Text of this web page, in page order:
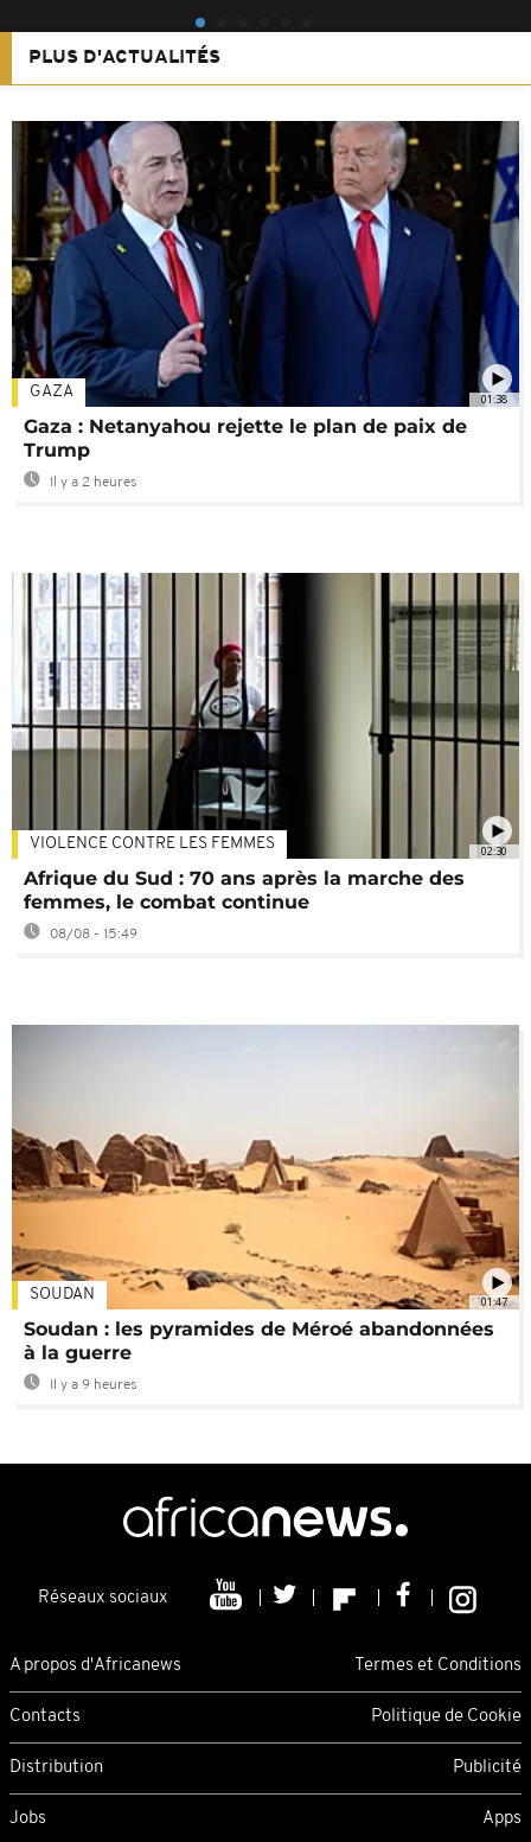
PLUS D'ACTUALITÉS
01:38
GAZA
Gaza : Netanyahou rejette le plan de paix de
Trump
Il y a 2 heures
02:30
VIOLENCE CONTRE LES FEMMES
Afrique du Sud : 70 ans après la marche des
femmes, le combat continue
08/08 - 15:49
01:47
SOUDAN
Soudan : les pyramides de Méroé abandonnées
à la guerre
Il y a 9 heures
Réseaux sociaux
A propos d'Africanews Termes et Conditions
Contacts Politique de Cookie
Distribution Publicité
Jobs Apps